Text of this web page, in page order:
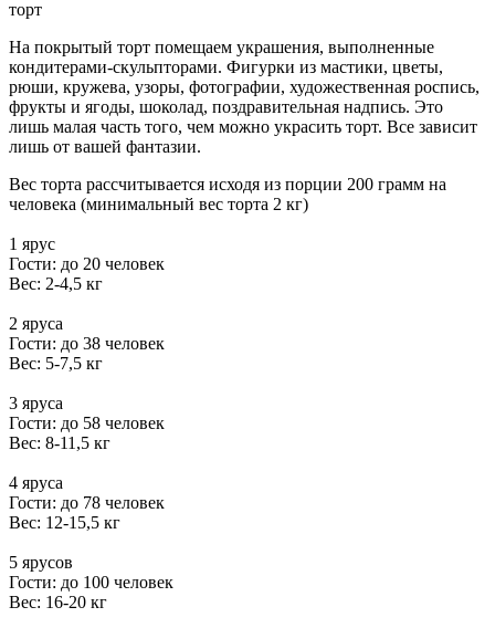
торт
На покрытый торт помещаем украшения, выполненные
кондитерами-скульпторами. Фигурки из мастики, цветы,
рюши, кружева, узоры, фотографии, художественная роспись,
фрукты и ягоды, шоколад, поздравительная надпись. Это
лишь малая часть того, чем можно украсить торт. Все зависит
лишь от вашей фантазии.
Вес торта рассчитывается исходя из порции 200 грамм на
человека (минимальный вес торта 2 кг)
1 ярус
Гости: до 20 человек
Вес: 2-4,5 кг
2 яруса
Гости: до 38 человек
Вес: 5-7,5 кг
3 яруса
Гости: до 58 человек
Вес: 8-11,5 кг
4 яруса
Гости: до 78 человек
Вес: 12-15,5 кг
5 ярусов
Гости: до 100 человек
Вес: 16-20 кг